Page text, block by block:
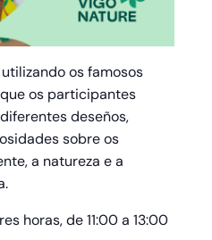
os famosos
os participantes
deseños,
sobre os
a natureza e a
horas, de 11:00 a 13:00